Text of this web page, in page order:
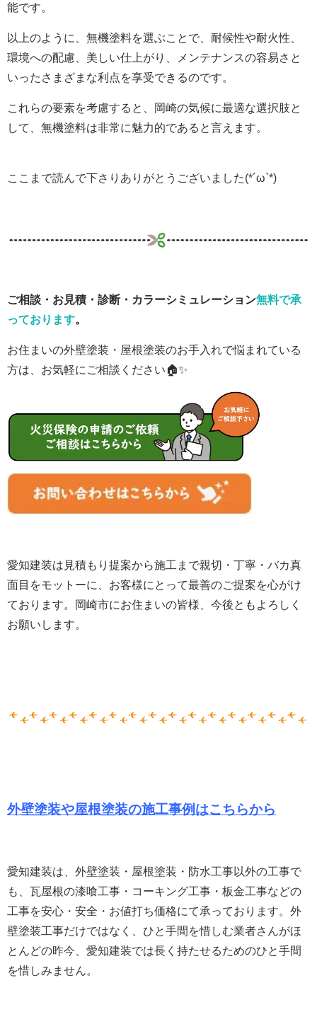
能です。
以上のように、無機塗料を選ぶことで、耐候性や耐火性、
環境への配慮、美しい仕上がり、メンテナンスの容易さと
いったさまざまな利点を享受できるのです。
これらの要素を考慮すると、岡崎の気候に最適な選択肢と
して、無機塗料は非常に魅力的であると言えます。
ここまで読んで下さりありがとうございました(*´ω`*)
ご相談・お見積・診断・カラーシミュレーション無料で承
っております。
お住まいの外壁塗装・屋根塗装のお手入れで悩まれている
方は、お気軽にご相談ください🏠✨
愛知建装は見積もり提案から施工まで親切・丁寧・バカ真
面目をモットーに、お客様にとって最善のご提案を心がけ
ております。岡崎市にお住まいの皆様、 今後ともよろしく
お願いします。
外壁塗装や屋根塗装の施工事例はこちらから
愛知建装は、外壁塗装・屋根塗装・防水工事以外の工事で
も、瓦屋根の漆喰工事・コーキング工事・板金工事などの
工事を安心・安全・お値打ち価格にて承っております。 外
壁塗装工事だけではなく、ひと手間を惜しむ業者さんがほ
とんどの昨今、愛知建装では長く持たせるためのひと手間
を惜しみません。